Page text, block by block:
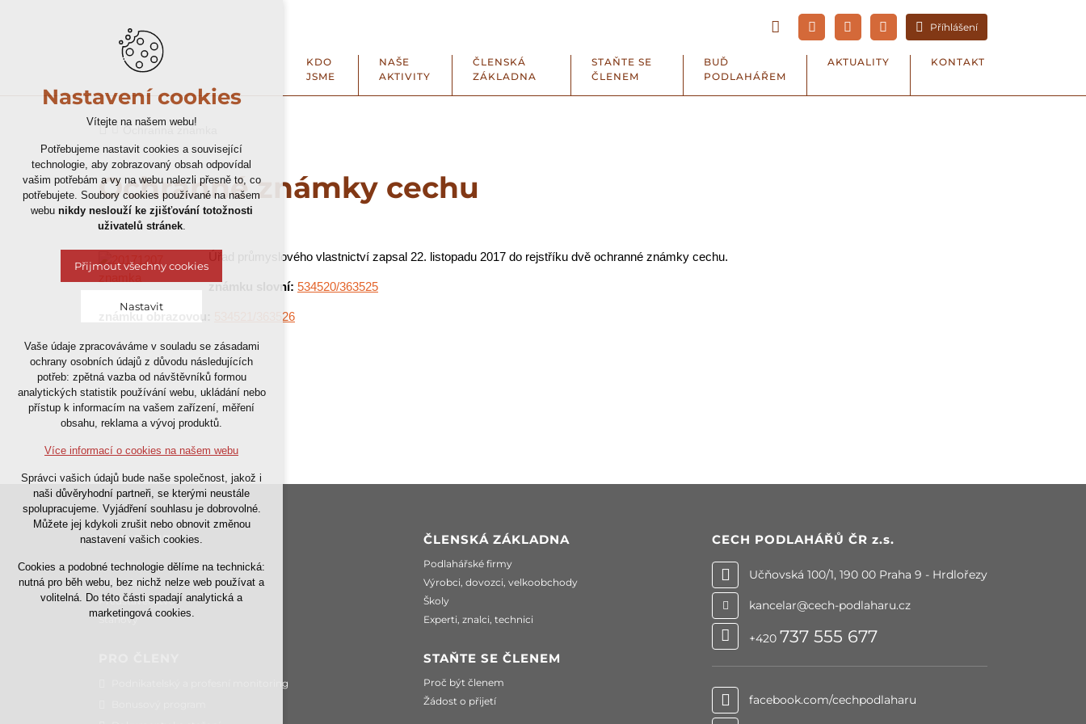
Příhlášení
KDO
JSME
NAŠE
AKTIVITY
ČLENSKÁ
ZÁKLADNA
STAŇTE SE
ČLENEM
BUĎ
PODLAHÁŘEM
AKTUALITY KONTAKT
Ochranné známky cechu
Úřad průmyslového vlastnictví zapsal 22. listopadu 2017 do rejstříku dvě ochranné známky cechu.
známku slovní: 534520/363525
363526
KDO JSME
O cechu
Naše aktivity
Představenstvo
Stanovy
Podnikatelský a profesní monitoring
ČLENSKÁ ZÁKLADNA
Podlahářské firmy
Výrobci, dovozci, velkoobchody
Školy
Experti, znalci, technici
STAŇTE SE ČLENEM
Proč být členem
Žádost o přijetí
CECH PODLAHÁŘŮ ČR z.s.
Učňovská 100/1, 190 00 Praha 9 - Hrdlořezy
kancelar@cech-podlaharu.cz
+420 737 555 677
facebook.com/cechpodlaharu
Nastavení cookies
Vítejte na našem webu!
Potřebujeme nastavit cookies a související
technologie, aby zobrazovaný obsah odpovídal
vašim potřebám a vy na webu nalezli přesně to, co
potřebujete. Soubory cookies používané na našem
webu nikdy neslouží ke zjišťování totožnosti
uživatelů stránek.
Přijmout všechny cookies
Nastavit
Technická cookies
nutná pro provozování webu
udržení kontextu stránek (session):
případná přihlášení, volby jazyka, apod.
Volitelná cookies
vyhodnocení návštěvnosti
marketingová cookies (Google)
Více informací o cookies na našem webu
Přijmout všechny cookies
Vaše údaje zpracováváme v souladu se zásadami
ochrany osobních údajů z důvodu následujících
potřeb: zpětná vazba od návštěvníků formou
analytických statistik používání webu, ukládání nebo
přístup k informacím na vašem zařízení, měření
obsahu, reklama a vývoj produktů.
Více informací o cookies na našem webu
Správci vašich údajů bude naše společnost, jakož i
naši důvěryhodní partneři, se kterými neustále
spolupracujeme. Vyjádření souhlasu je dobrovolné.
Můžete jej kdykoli zrušit nebo obnovit změnou
nastavení vašich cookies.
Cookies a podobné technologie dělíme na technická:
nutná pro běh webu, bez nichž nelze web používat a
volitelná. Do této části spadají analytická a
marketingová cookies.